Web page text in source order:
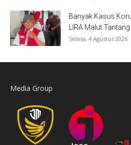
Banyak Kasus
LIRA Malut
Selasa, 4 Agustus 2026
Media Group